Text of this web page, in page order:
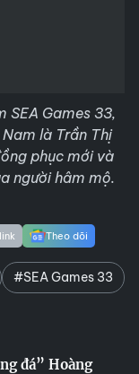
SEA Games 33,
là Trần Thị
phục mới và
người hâm mộ.
Theo dõi
#SEA Games 33
đá” Hoàng